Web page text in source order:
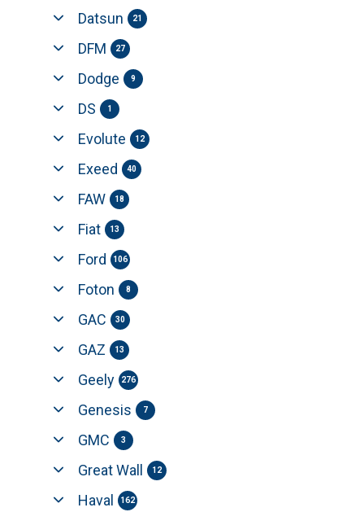
Datsun 21
DFM 27
Dodge 9
DS 1
Evolute 12
Exeed 40
FAW 18
Fiat 13
Ford 106
Foton 8
GAC 30
GAZ 13
Geely 276
Genesis 7
GMC 3
Great Wall 12
Haval 162